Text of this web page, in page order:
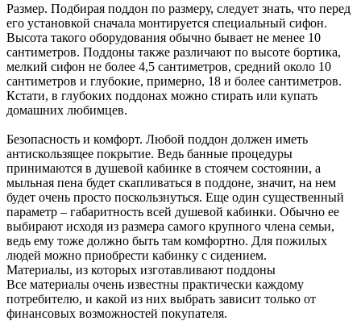
Размер. Подбирая поддон по размеру, следует знать, что перед
его установкой сначала монтируется специальный сифон.
Высота такого оборудования обычно бывает не менее 10
сантиметров. Поддоны также различают по высоте бортика,
мелкий сифон не более 4,5 сантиметров, средний около 10
сантиметров и глубокие, примерно, 18 и более сантиметров.
Кстати, в глубоких поддонах можно стирать или купать
домашних любимцев.
Безопасность и комфорт. Любой поддон должен иметь
антискользящее покрытие. Ведь банные процедуры
принимаются в душевой кабинке в стоячем состоянии, а
мыльная пена будет скапливаться в поддоне, значит, на нем
будет очень просто поскользнуться. Еще один существенный
параметр – габаритность всей душевой кабинки. Обычно ее
выбирают исходя из размера самого крупного члена семьи,
ведь ему тоже должно быть там комфортно. Для пожилых
людей можно приобрести кабинку с сидением.
Материалы, из которых изготавливают поддоны
Все материалы очень известны практически каждому
потребителю, и какой из них выбрать зависит только от
финансовых возможностей покупателя.